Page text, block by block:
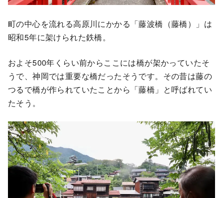
町の中心を流れる高原川にかかる「藤波橋（藤橋）」は
昭和5年に架けられた鉄橋。
およそ500年くらい前からここには橋が架かっていたそ
うで、神岡では重要な橋だったそうです。その昔は藤の
つるで橋が作られていたことから「藤橋」と呼ばれてい
たそう。